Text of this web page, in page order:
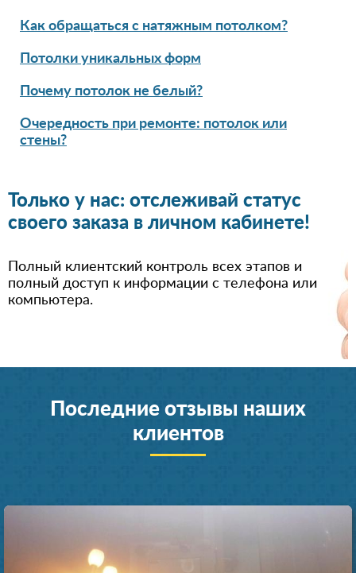
Как обращаться с натяжным потолком?
Потолки уникальных форм
Почему потолок не белый?
Очередность при ремонте: потолок или
стены?
Только у нас: отслеживай статус
своего заказа в личном кабинете!
Полный клиентский контроль всех этапов и
полный доступ к информации с телефона или
компьютера.
Последние отзывы наших
клиентов